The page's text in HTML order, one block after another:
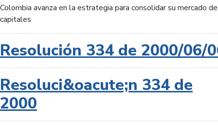
Colombia avanza en la estrategia para consolidar su mercado de
capitales
Resolución 334 de 2000/06/
Resoluci&oacute;n 334 de
2000